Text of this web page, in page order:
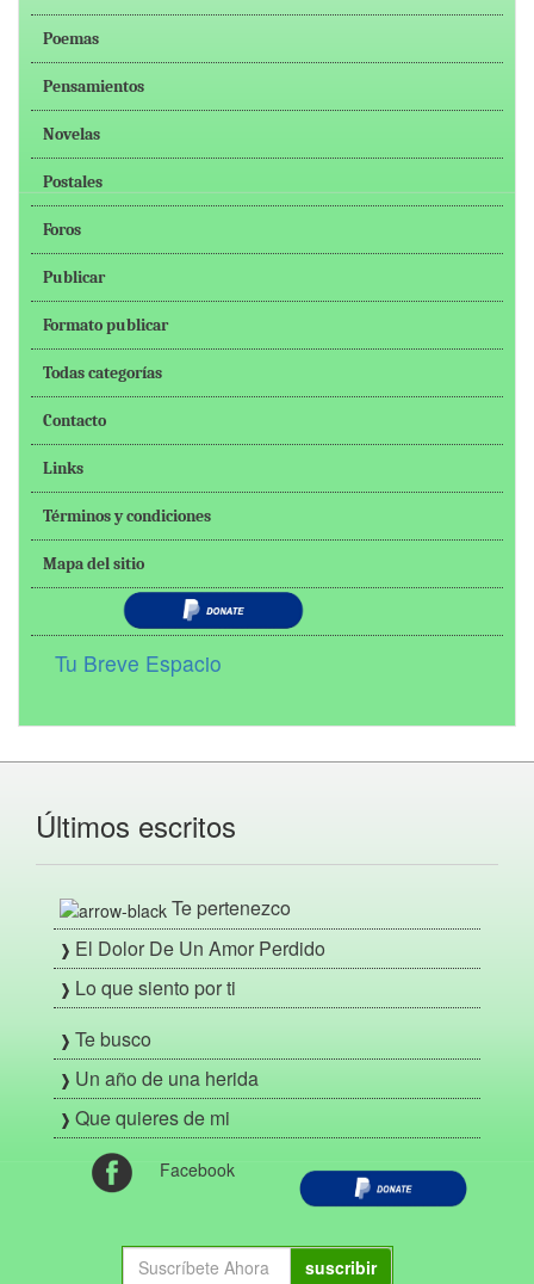
Poemas
Pensamientos
Novelas
Postales
Foros
Publicar
Formato publicar
Todas categorías
Contacto
Links
Términos y condiciones
Mapa del sitio
Tu Breve Espacio
Últimos escritos
Te pertenezco
El Dolor De Un Amor Perdido
Lo que siento por ti
Te busco
Un año de una herida
Que quieres de mi
Facebook
suscribir